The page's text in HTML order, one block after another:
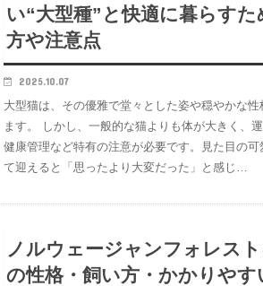
い“大型種”と快適に暮らすた
方や注意点
2025.10.07
大型猫は、その優雅で堂々とした姿や穏やかな性
ます。 しかし、一般的な猫よりも体が大きく、運
健康管理など特有の注意が必要です。見た目の
て迎えると「思ったより大変だった」と感じ…
ノルウェージャンフォレス
の性格・飼い方・かかりやす